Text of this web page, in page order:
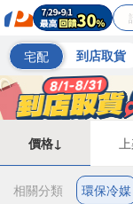
宅配 到店取貨
價格↓
相關分類 環保冷媒